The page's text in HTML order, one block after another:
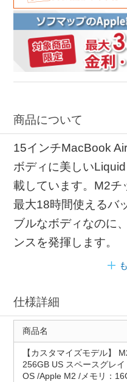
商品について
15インチMacBook
ボディに美しい
載しています。M2チ
最大18時間使えるバ
ブルなボディなのに
ンスを発揮します。
仕様詳細
商品名
【カスタマイズモデル】
256GB US スペースグレ
OS /Apple M2 /メモリ：